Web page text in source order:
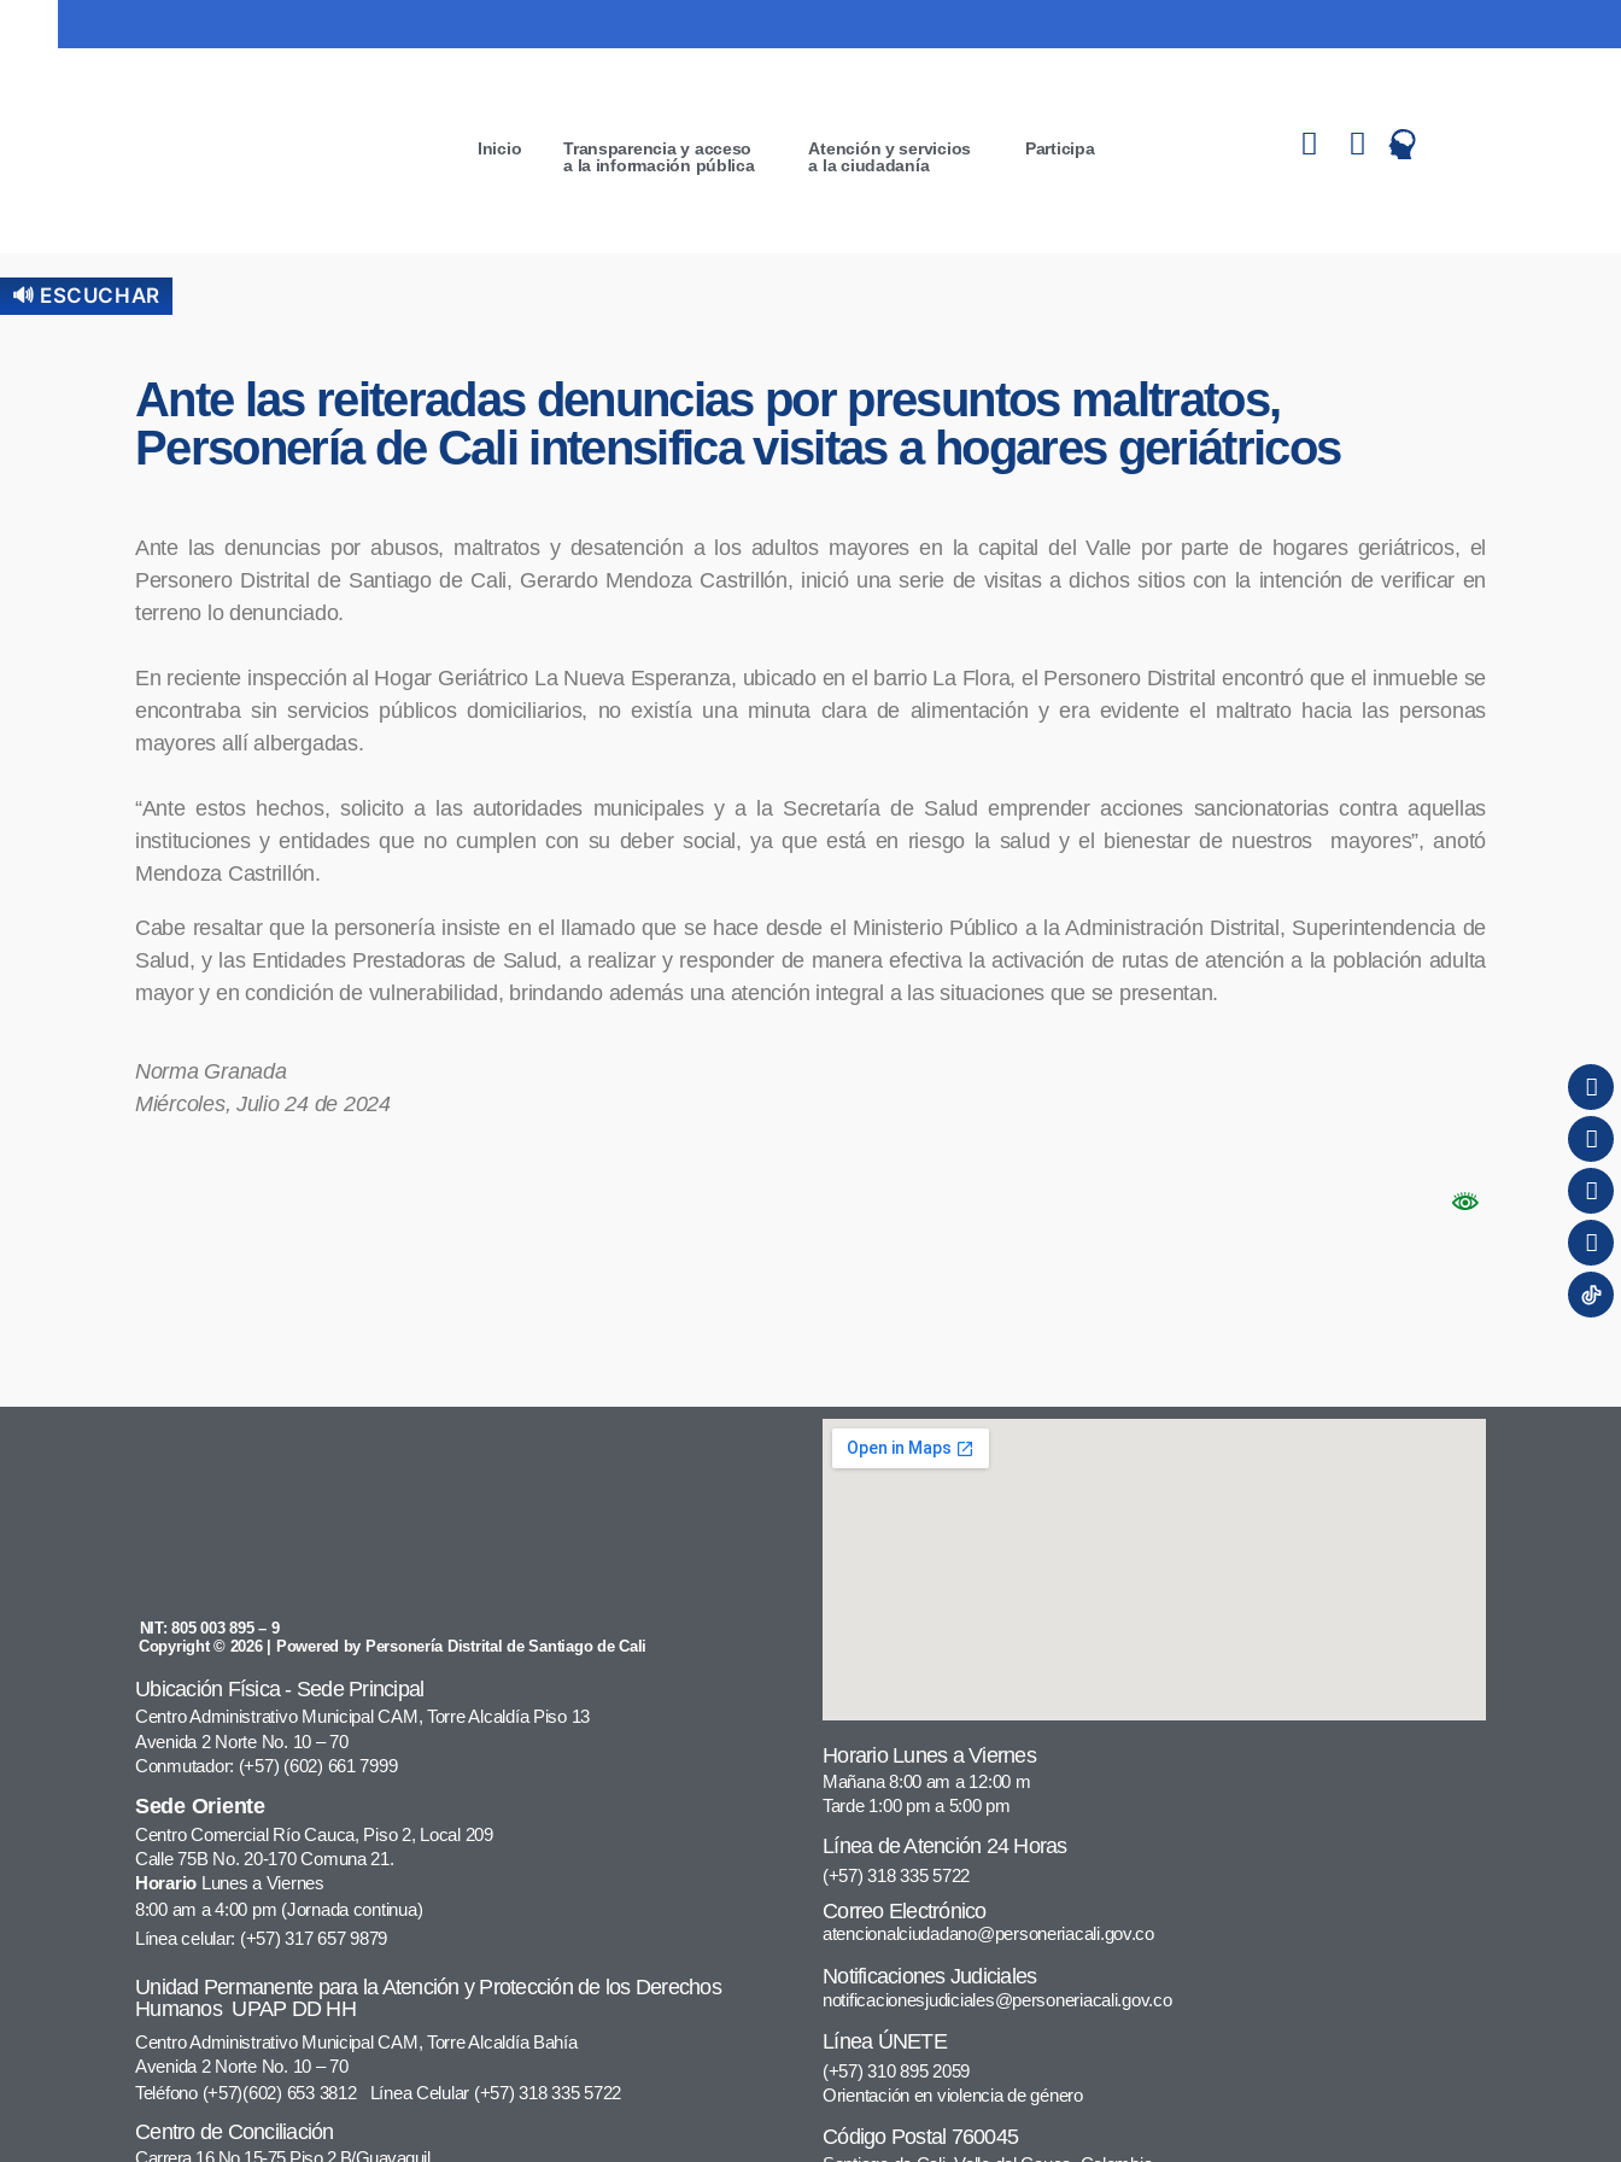
Inicio
Transparencia y acceso
a la información pública
Atención y servicios
a la ciudadanía
Participa
🔊 ESCUCHAR
Ante las reiteradas denuncias por presuntos maltratos,
Personería de Cali intensifica visitas a hogares geriátricos
Ante las denuncias por abusos, maltratos y desatención a los adultos mayores en la capital del Valle por parte de hogares geriátricos, el
Personero Distrital de Santiago de Cali, Gerardo Mendoza Castrillón, inició una serie de visitas a dichos sitios con la intención de verificar en
terreno lo denunciado.
En reciente inspección al Hogar Geriátrico La Nueva Esperanza, ubicado en el barrio La Flora, el Personero Distrital encontró que el inmueble se
encontraba sin servicios públicos domiciliarios, no existía una minuta clara de alimentación y era evidente el maltrato hacia las personas
mayores allí albergadas.
“Ante estos hechos, solicito a las autoridades municipales y a la Secretaría de Salud emprender acciones sancionatorias contra aquellas
instituciones y entidades que no cumplen con su deber social, ya que está en riesgo la salud y el bienestar de nuestros mayores”, anotó
Mendoza Castrillón.
Cabe resaltar que la personería insiste en el llamado que se hace desde el Ministerio Público a la Administración Distrital, Superintendencia de
Salud, y las Entidades Prestadoras de Salud, a realizar y responder de manera efectiva la activación de rutas de atención a la población adulta
mayor y en condición de vulnerabilidad, brindando además una atención integral a las situaciones que se presentan.
Norma Granada
Miércoles, Julio 24 de 2024
NIT: 805 003 895 – 9
Copyright © 2026 | Powered by Personería Distrital de Santiago de Cali
Ubicación Física - Sede Principal
Centro Administrativo Municipal CAM, Torre Alcaldía Piso 13
Avenida 2 Norte No. 10 – 70
Conmutador: (+57) (602) 661 7999
Sede Oriente
Centro Comercial Río Cauca, Piso 2, Local 209
Calle 75B No. 20-170 Comuna 21.
Horario Lunes a Viernes
8:00 am a 4:00 pm (Jornada continua)
Línea celular: (+57) 317 657 9879
Unidad Permanente para la Atención y Protección de los Derechos
Humanos UPAP DD HH
Centro Administrativo Municipal CAM, Torre Alcaldía Bahía
Avenida 2 Norte No. 10 – 70
Teléfono (+57)(602) 653 3812 Línea Celular (+57) 318 335 5722
Centro de Conciliación
Carrera 16 No.15-75 Piso 2 B/Guayaquil
Horario Lunes a Viernes
Mañana 8:00 am a 12:00 m
Tarde 1:00 pm a 5:00 pm
Línea de Atención 24 Horas
(+57) 318 335 5722
Correo Electrónico
atencionalciudadano@personeriacali.gov.co
Notificaciones Judiciales
notificacionesjudiciales@personeriacali.gov.co
Línea ÚNETE
(+57) 310 895 2059
Orientación en violencia de género
Código Postal 760045